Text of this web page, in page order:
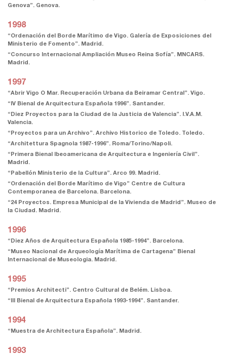
Genova”. Genova.
1998
“Ordenación del Borde Marítimo de Vigo. Galería de Exposiciones del
Ministerio de Fomento”. Madrid.
“Concurso Internacional Ampliación Museo Reina Sofía”. MNCARS.
Madrid.
1997
“Abrir Vigo O Mar. Recuperación Urbana da Beiramar Central”. Vigo.
“IV Bienal de Arquitectura Española 1996”. Santander.
“Diez Proyectos para la Ciudad de la Justicia de Valencia”. I.V.A.M.
Valencia.
“Proyectos para un Archivo”. Archivo Historico de Toledo. Toledo.
“Architettura Spagnola 1987-1996”. Roma/Torino/Napoli.
“Primera Bienal Ibeoamericana de Arquitectura e Ingeniería Civil”.
Madrid.
“Pabellón Ministerio de la Cultura”. Arco 99. Madrid.
“Ordenación del Borde Marítimo de Vigo” Centre de Cultura
Contemporanea de Barcelona. Barcelona.
“24 Proyectos. Empresa Municipal de la Vivienda de Madrid”. Museo de
la Ciudad. Madrid.
1996
“Diez Años de Arquitectura Española 1985-1994”. Barcelona.
“Museo Nacional de Arqueología Marítima de Cartagena” Bienal
Internacional de Museologia. Madrid.
1995
“Premios Architecti”. Centro Cultural de Belém. Lisboa.
“III Bienal de Arquitectura Española 1993-1994”. Santander.
1994
“Muestra de Architectura Española”. Madrid.
1993